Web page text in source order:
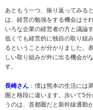
あともう一つ、振り返ってみる
は、経営の勉強をする機会はそ
いろな企業の経営者の方と議論
低くても経営的に独自の取り組
るということが分かりました。
しい取り組みが外に出る機会が
す。
長崎さん ：僕は熊本の生活には
圏と格段に違います。歩いて5
うのは、首都圏だと新幹線通勤